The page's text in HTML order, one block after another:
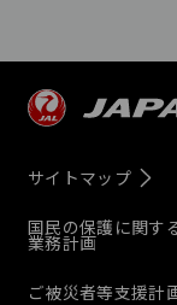
サイトマップ
国民の保護に関す
業務計画
ご被災者等支援計